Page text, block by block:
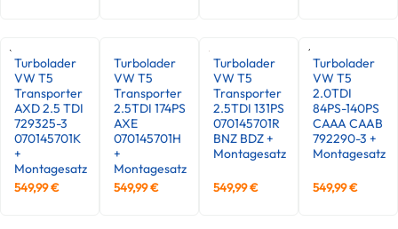
Turbolader
VW T5
Transporter
AXD 2.5 TDI
729325-3
070145701K
+
Montagesatz
549,99€
Turbolader
VW T5
Transporter
2.5TDI 174PS
AXE
070145701H
+
Montagesatz
549,99€
Turbolader
VW T5
Transporter
2.5TDI 131PS
070145701R
BNZ BDZ +
Montagesatz
549,99€
Turbolader
VW T5
2.0TDI
84PS-140PS
CAAA CAAB
792290-3 +
Montagesatz
549,99€